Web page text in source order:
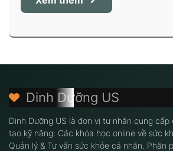
Dinh Dưỡng US
Dinh Dưỡng US là đơn vị tư nhân cung cấp
tạo kỹ năng: Các khóa học online về sức
Quản lý & Tư vấn sức khỏe cá nhân. Phân